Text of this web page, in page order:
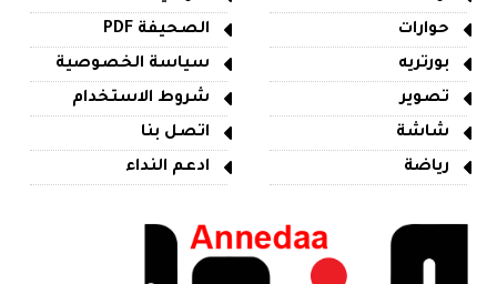
حوارات
بورتريه
تصوير
شاشة
رياضة
الصحيفة PDF
سياسة الخصوصية
شروط الاستخدام
اتصل بنا
ادعم النداء